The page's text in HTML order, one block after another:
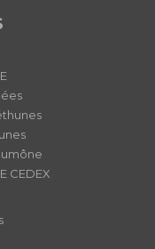
CEDEX